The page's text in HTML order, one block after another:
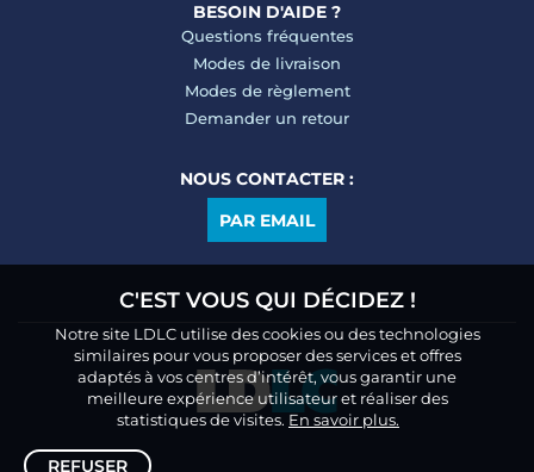
BESOIN D'AIDE ?
Questions fréquentes
Modes de livraison
Modes de règlement
Demander un retour
NOUS CONTACTER :
PAR EMAIL
C'EST VOUS QUI DÉCIDEZ !
Notre site LDLC utilise des cookies ou des technologies
similaires pour vous proposer des services et offres
adaptés à vos centres d’intérêt, vous garantir une
meilleure expérience utilisateur et réaliser des
statistiques de visites. En savoir plus.
REFUSER